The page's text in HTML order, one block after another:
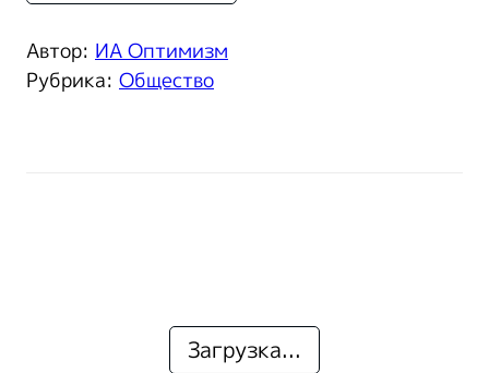
Автор: ИА Оптимизм
Рубрика: Общество
Загрузка...